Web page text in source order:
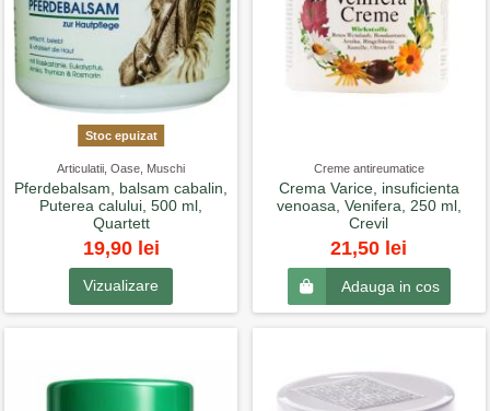
Stoc epuizat
Articulatii, Oase, Muschi
Pferdebalsam, balsam cabalin,
Puterea calului, 500 ml,
Quartett
19,90 lei
Vizualizare
Creme antireumatice
Crema Varice, insuficienta
venoasa, Venifera, 250 ml,
Crevil
21,50 lei
Adauga in cos